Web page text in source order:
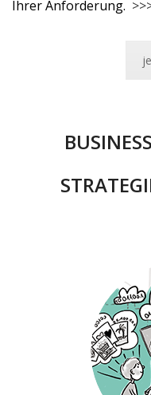
Ihrer Anforderung.